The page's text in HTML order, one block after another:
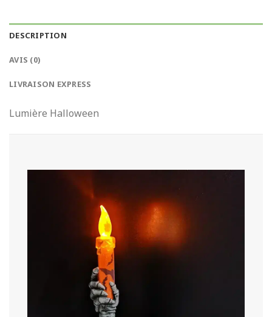
DESCRIPTION
AVIS (0)
LIVRAISON EXPRESS
Lumière Halloween